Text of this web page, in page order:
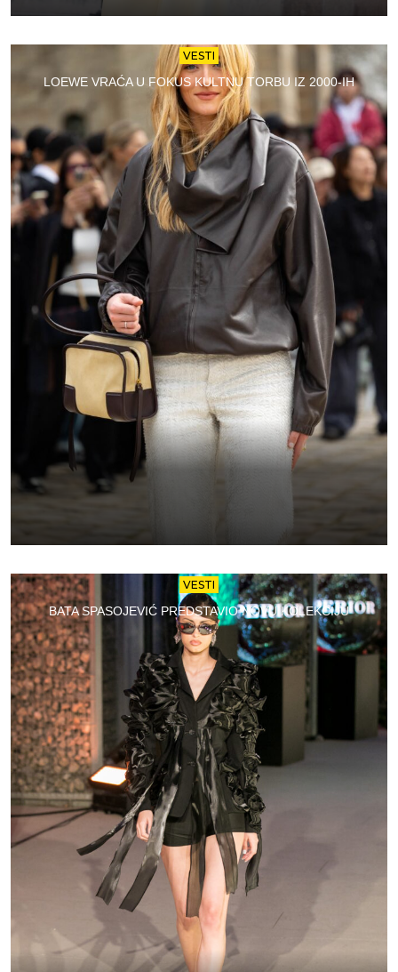
VESTI
LOEWE VRAĆA U FOKUS KULTNU TORBU IZ 2000-IH
VESTI
BATA SPASOJEVIĆ PREDSTAVIO NOVU KOLEKCIJU